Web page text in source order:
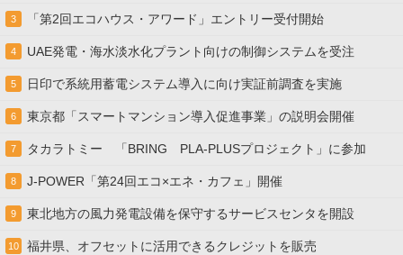
3 「第2回エコハウス・アワード」エントリー受付開始
4 UAE発電・海水淡水化プラント向けの制御システムを受注
5 日印で系統用蓄電システム導入に向け実証前調査を実施
6 東京都「スマートマンション導入促進事業」の説明会開催
7 タカラトミー 「BRING PLA-PLUSプロジェクト」に参加
8 J-POWER「第24回エコ×エネ・カフェ」開催
9 東北地方の風力発電設備を保守するサービスセンタを開設
10 福井県、オフセットに活用できるクレジットを販売